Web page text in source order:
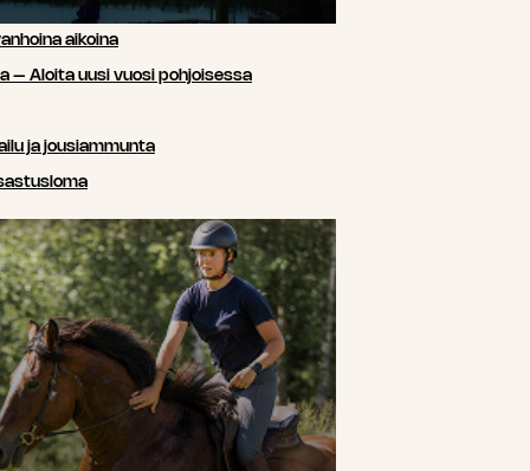
aikoina
– Aloita uusi vuosi pohjoisessa
ja jousiammunta